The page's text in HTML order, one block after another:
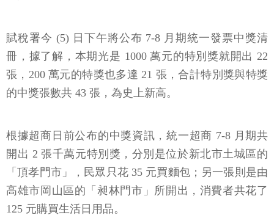
賦稅署今 (5) 日下午將公布 7-8 月期統一發票中獎清
冊，據了解，本期光是 1000 萬元的特別獎就開出 22
張，200 萬元的特獎也多達 21 張，合計特別獎與特獎
的中獎張數共 43 張，為史上新高。
根據超商日前公布的中獎資訊，統一超商 7-8 月期共
開出 2 張千萬元特別獎，分別是位於新北市土城區的
「頂孝門市」，民眾只花 35 元買麵包；另一張則是由
高雄市岡山區的「昶林門市」所開出，消費者共花了
125 元購買生活日用品。